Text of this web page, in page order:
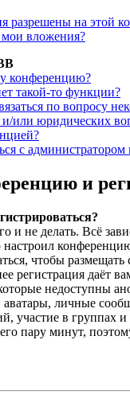
разрешены на этой
вложения?
конференцию?
такой-то функции?
по вопросу
и/или юридических
с
и
и не делать. Всё
настроил
чтобы
регистрация даёт
недоступны
аватары, личные
участие в группах и
пару минут,